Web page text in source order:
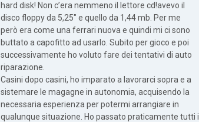
hard disk! Non c’era nemmeno il lettore cd!avevo il
disco floppy da 5,25″ e quello da 1,44 mb. Per me
però era come una ferrari nuova e quindi mi ci sono
buttato a capofitto ad usarlo. Subito per gioco e poi
successivamente ho voluto fare dei tentativi di auto
riparazione.
Casini dopo casini, ho imparato a lavorarci sopra e a
sistemare le magagne in autonomia, acquisendo la
necessaria esperienza per potermi arrangiare in
qualunque situazione. Ho passato praticamente tutti i